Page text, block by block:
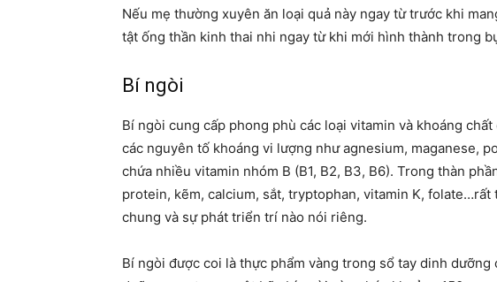
Nếu mẹ thường xuyên ăn loại quả này ngay từ trước khi
tật ống thần kinh thai nhi ngay từ khi mới hình thành trong
Bí ngòi
Bí ngòi cung cấp phong phù các loại vitamin và khoáng
các nguyên tố khoáng vi lượng như agnesium, maganese,
chứa nhiều vitamin nhóm B (B1, B2, B3, B6). Trong thàn
protein, kẽm, calcium, sắt, tryptophan, vitamin K,
chung và sự phát triển trí nào nói riêng.
Bí ngòi được coi là thực phẩm vàng trong sổ tay dinh dưỡng